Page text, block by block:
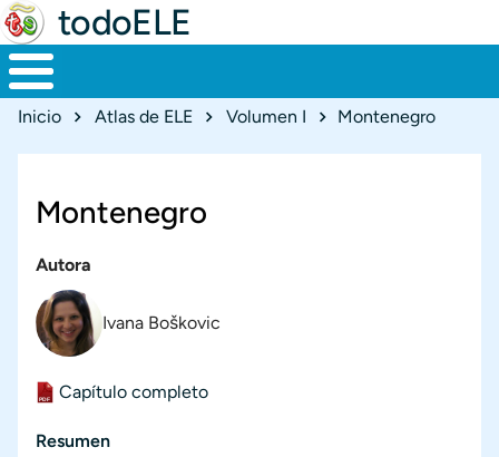
todoELE
Ruta de navegación
Inicio Atlas de ELE Volumen I Montenegro
Montenegro
Autores
Autora
Ivana Boškovic
Documento
Capítulo completo
Resumen